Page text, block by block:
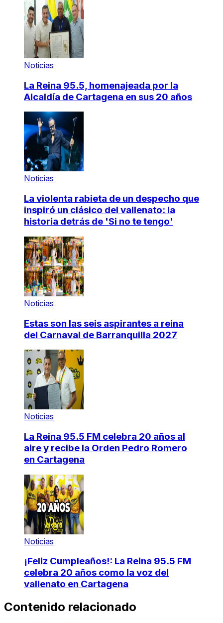
Noticias
La Reina 95.5, homenajeada por la
Alcaldía de Cartagena en sus 20 años
Noticias
La violenta rabieta de un despecho que
inspiró un clásico del vallenato: la
historia detrás de 'Si no te tengo'
Noticias
Estas son las seis aspirantes a reina
del Carnaval de Barranquilla 2027
Noticias
La Reina 95.5 FM celebra 20 años al
aire y recibe la Orden Pedro Romero
en Cartagena
Noticias
¡Feliz Cumpleaños!: La Reina 95.5 FM
celebra 20 años como la voz del
vallenato en Cartagena
Contenido relacionado